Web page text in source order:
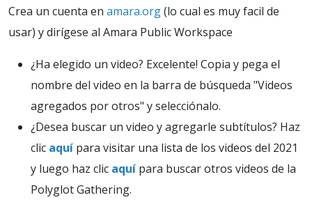
Crea un cuenta en amara.org(lo cual es muy facil de
usar) y dirígese al Amara Public Workspace
¿Ha elegido un video? Excelente! Copia y pega el
nombre del video en la barra de búsqueda "Videos
agregados por otros" y selecciónalo.
¿Desea buscar un video y agregarle subtítulos? Haz
clic aquí para visitar una lista de los videos del 2021
y luego haz clic aquí para buscar otros videos de la
Polyglot Gathering.